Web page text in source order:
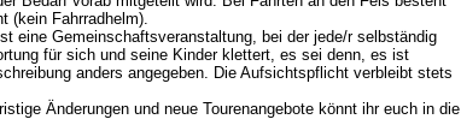
(kein Fahrradhelm).
eine Gemeinschaftsveranstaltung, bei der jede/r selbständig
für sich und seine Kinder klettert, es sei denn, es ist
anders angegeben. Die Aufsichtspflicht verbleibt stets
Änderungen und neue Tourenangebote könnt ihr euch in die